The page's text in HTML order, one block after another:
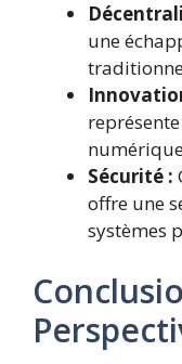
une
Sécurité :
offre une
systèmes